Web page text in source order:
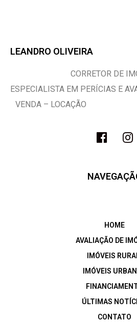
LEANDRO OLIVEIRA
CORRETOR DE
ESPECIALISTA EM PERÍCIAS E
VENDA – LOCAÇÃO
HOME
AVALIAÇÃO DE
IMÓVEIS
IMÓVEIS
ÚLTIMAS
CONTATO